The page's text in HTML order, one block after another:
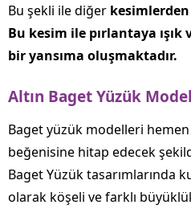
Bu şekli ile diğer
Bu kesim ile pırlantaya
bir yansıma oluşmaktadır.
Altın Baget Yüzük
Baget yüzük modelleri
beğenisine hitap edecek
Baget Yüzük tasarımlarında
olarak köşeli ve farklı